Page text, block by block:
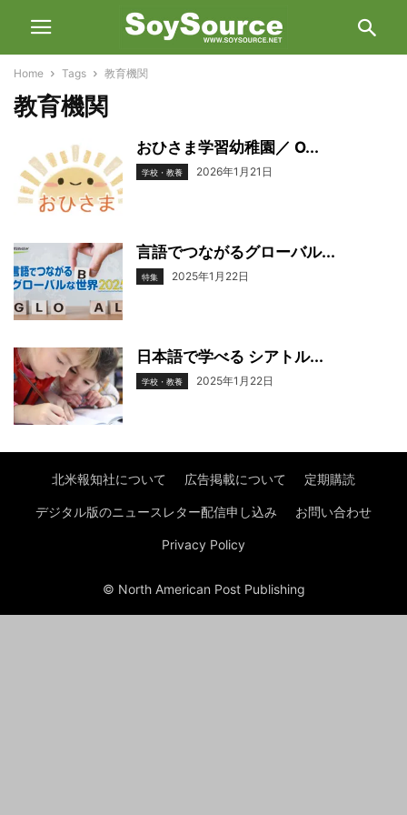
Home Tags 教育機関
教育機関
おひさま学習幼稚園／ O...
学校・教養 2026年1月21日
言語でつながるグローバル...
特集 2025年1月22日
日本語で学べる シアトル...
学校・教養 2025年1月22日
北米報知社について 広告掲載について 定期購読
デジタル版のニュースレター配信申し込み お問い合わせ
Privacy Policy
© North American Post Publishing